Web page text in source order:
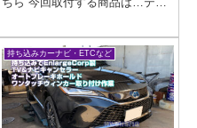
安い物でも結構平気です…( ´∀｀
)作業写真純正ナビを外してあげ
れば配線にアクセスできます...
持ち込みカーナビ・ETCなど